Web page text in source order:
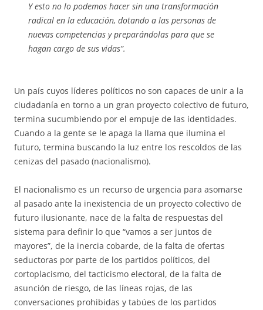
Y esto no lo podemos hacer sin una transformación
radical en la educación, dotando a las personas de
nuevas competencias y preparándolas para que se
hagan cargo de sus vidas”.
Un país cuyos líderes políticos no son capaces de unir a la
ciudadanía en torno a un gran proyecto colectivo de futuro,
termina sucumbiendo por el empuje de las identidades.
Cuando a la gente se le apaga la llama que ilumina el
futuro, termina buscando la luz entre los rescoldos de las
cenizas del pasado (nacionalismo).
El nacionalismo es un recurso de urgencia para asomarse
al pasado ante la inexistencia de un proyecto colectivo de
futuro ilusionante, nace de la falta de respuestas del
sistema para definir lo que “vamos a ser juntos de
mayores”, de la inercia cobarde, de la falta de ofertas
seductoras por parte de los partidos políticos, del
cortoplacismo, del tacticismo electoral, de la falta de
asunción de riesgo, de las líneas rojas, de las
conversaciones prohibidas y tabúes de los partidos